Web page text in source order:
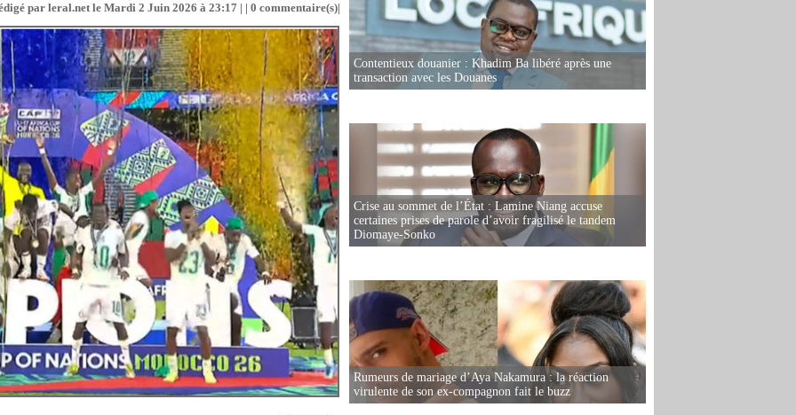
par leral.net le Mardi 2 Juin 2026 à 23:17 | | 0 commentaire(s)|
Contentieux douanier : Khadim Ba libéré après une
transaction avec les Douanes
Crise au sommet de l’État : Lamine Niang accuse
certaines prises de parole d’avoir fragilisé le tandem
Diomaye-Sonko
Rumeurs de mariage d’Aya Nakamura : la réaction
virulente de son ex-compagnon fait le buzz